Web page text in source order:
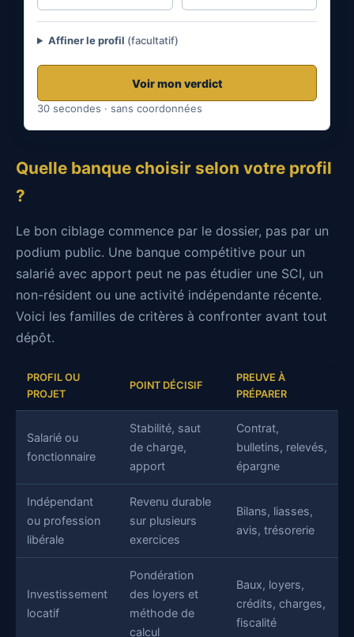
Affiner le profil (facultatif)
Voir mon verdict
30 secondes · sans coordonnées
Quelle banque choisir selon votre profil
?
Le bon ciblage commence par le dossier, pas par un
podium public. Une banque compétitive pour un
salarié avec apport peut ne pas étudier une SCI, un
non-résident ou une activité indépendante récente.
Voici les familles de critères à confronter avant tout
dépôt.
PROFIL OU
PROJET
POINT DÉCISIF
PREUVE À
PRÉPARER
Salarié ou
fonctionnaire
Stabilité, saut
de charge,
apport
Contrat,
bulletins, relevés,
épargne
Indépendant
ou profession
libérale
Revenu durable
sur plusieurs
exercices
Bilans, liasses,
avis, trésorerie
Investissement
locatif
Pondération
des loyers et
méthode de
calcul
Baux, loyers,
crédits, charges,
fiscalité